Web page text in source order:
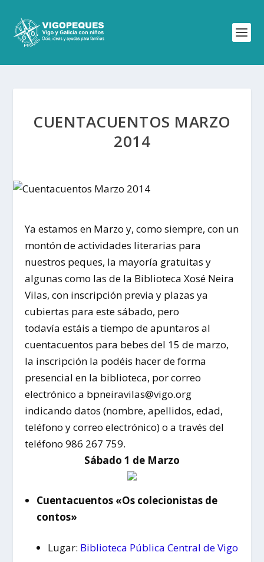
CUENTACUENTOS MARZO
2014
Ya estamos en Marzo y, como siempre, con un
montón de actividades literarias para
nuestros peques, la mayoría gratuitas y
algunas como las de la Biblioteca Xosé Neira
Vilas, con inscripción previa y plazas ya
cubiertas para este sábado, pero
todavía estáis a tiempo de apuntaros al
cuentacuentos para bebes del 15 de marzo,
la inscripción la podéis hacer de forma
presencial en la biblioteca, por correo
electrónico a bpneiravilas@vigo.org
indicando datos (nombre, apellidos, edad,
teléfono y correo electrónico) o a través del
teléfono 986 267 759.
Sábado 1 de Marzo
Cuentacuentos «Os colecionistas de
contos»
Lugar: Biblioteca Pública Central de Vigo